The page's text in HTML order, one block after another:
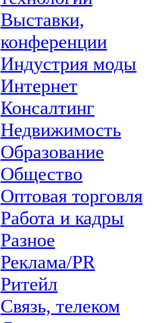
Выставки,
конференции
Индустрия моды
Интернет
Консалтинг
Недвижимость
Образование
Общество
Оптовая торговля
Работа и кадры
Разное
Реклама/PR
Ритейл
Связь, телеком